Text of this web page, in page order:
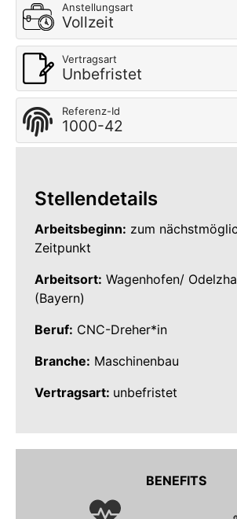
Anstellungsart
Vollzeit
Vertragsart
Unbefristet
Referenz-Id
1000-42
Stellendetails
Arbeitsbeginn: zum
Zeitpunkt
Arbeitsort: Wagenhofen/
(Bayern)
Beruf: CNC-Dreher*in
Branche: Maschinenbau
Vertragsart: unbefristet
BENEFITS